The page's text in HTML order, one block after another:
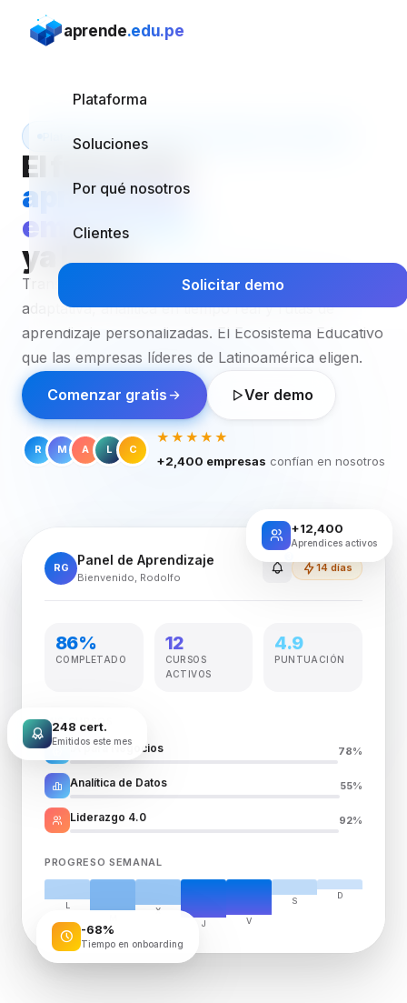
aprende.edu.pe
Plataforma
Soluciones
Por qué nosotros
Clientes
Solicitar demo
Plataforma #1 en formación corporativa — Perú 2024
El futuro del
aprendizaje
empresarial
ya llegó.
Transforma la capacitación de tu equipo con IA
adaptativa, analítica en tiempo real y rutas de
aprendizaje personalizadas. El Ecosistema Educativo
que las empresas líderes de Latinoamérica eligen.
Comenzar gratis Ver demo
R M A L C
★★★★★
+2,400 empresas confían en nosotros
RG Panel de Aprendizaje
Bienvenido, Rodolfo
14 días
86%
COMPLETADO
12
CURSOS
ACTIVOS
4.9
PUNTUACIÓN
MIS CURSOS
IA para Negocios 78%
Analítica de Datos 55%
Liderazgo 4.0 92%
PROGRESO SEMANAL
L
X
J
V
S
D
+12,400
Aprendices activos
248 cert.
Emitidos este mes
-68%
Tiempo en onboarding